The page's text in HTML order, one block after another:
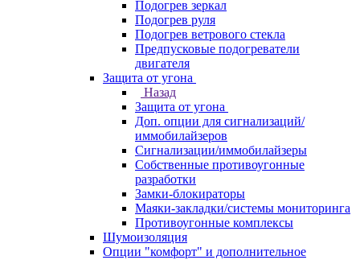
Подогрев зеркал
Подогрев руля
Подогрев ветрового стекла
Предпусковые подогреватели
двигателя
Защита от угона
Назад
Защита от угона
Доп. опции для сигнализаций/
иммобилайзеров
Сигнализации/иммобилайзеры
Собственные противоугонные
разработки
Замки-блокираторы
Маяки-закладки/системы мониторинга
Противоугонные комплексы
Шумоизоляция
Опции "комфорт" и дополнительное